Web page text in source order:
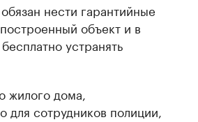
нести гарантийные
объект и в
устранять
жилого дома,
для сотрудников полиции,